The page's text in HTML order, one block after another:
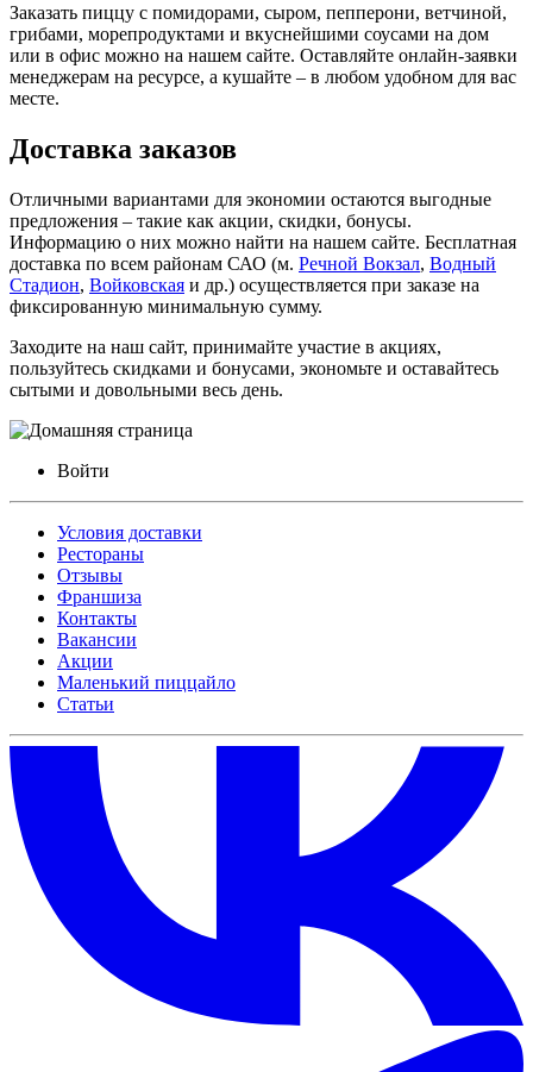
Заказать пиццу с помидорами, сыром, пепперони, ветчиной,
грибами, морепродуктами и вкуснейшими соусами на дом
или в офис можно на нашем сайте. Оставляйте онлайн-заявки
менеджерам на ресурсе, а кушайте – в любом удобном для вас
месте.
Доставка заказов
Отличными вариантами для экономии остаются выгодные
предложения – такие как акции, скидки, бонусы.
Информацию о них можно найти на нашем сайте. Бесплатная
доставка по всем районам САО (м. Речной Вокзал, Водный
Стадион, Войковская и др.) осуществляется при заказе на
фиксированную минимальную сумму.
Заходите на наш сайт, принимайте участие в акциях,
пользуйтесь скидками и бонусами, экономьте и оставайтесь
сытыми и довольными весь день.
Войти
Условия доставки
Рестораны
Отзывы
Франшиза
Контакты
Вакансии
Акции
Маленький пиццайло
Статьи